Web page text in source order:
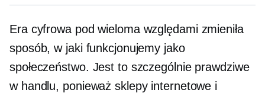
Era cyfrowa pod wieloma względami zmieniła
sposób, w jaki funkcjonujemy jako
społeczeństwo. Jest to szczególnie prawdziwe
w handlu, ponieważ sklepy internetowe i